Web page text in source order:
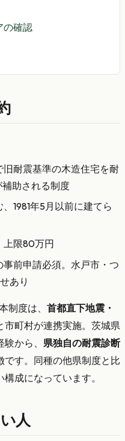
の確認
旧耐震基準の木造住宅を耐
助される制度
1981年5月以前に建てら
上限80万円
事前申請必須。水戸市・つ
あり
制度は、 首都直下地震・
市町村が連携実施。茨城県
から、 県独自の耐震診断
です。同種の他県制度と比
成になっています。
人